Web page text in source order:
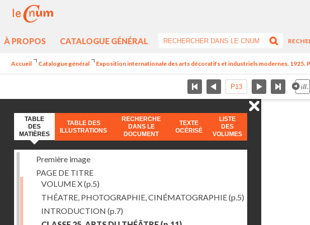
À PROPOS CATALOGUE GÉNÉRAL
Accueil Catalogue général Exposition internationale des arts décoratifs et industriels modernes. 1925.
TABLE
DES
MATIÈRES
TABLE DES
ILLUSTRATIONS
RECHERCHE
DANS LE
DOCUMENT
TEXTE
OCÉRISÉ
LISTE
DES
VOLUMES
Première image
PAGE DE TITRE
VOLUME X(p.5)
THÉATRE, PHOTOGRAPHIE, CINÉMATOGRAPHIE(p.5)
INTRODUCTION (p.7)